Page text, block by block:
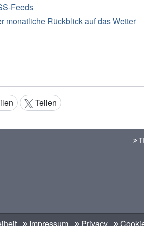
Feeds
monatliche Rückblick auf das Wetter
Teilen